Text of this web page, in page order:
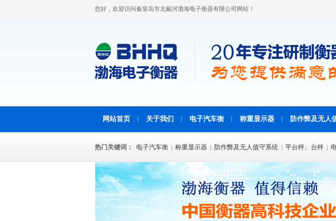
您好，欢迎访问秦皇岛市北戴河渤海电子衡器有限公司网站！
网站首页 关于我们 电子汽车衡 称重显示器 防作弊及无人
热门关键词： 电子汽车衡 称重显示器 防作弊及无人值守系统 平台秤、台秤